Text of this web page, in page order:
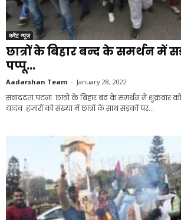
करेंट न्यूज़
छात्रों के बिहार बन्द के समर्थन में
पप्पू...
Aadarshan Team - January 28, 2022
संवाददता.पटना. छात्रों के बिहार बंद के समर्थन में शुक्रवार को
यादव हजारों को संख्या में छात्रों के साथ सड़कों पर...